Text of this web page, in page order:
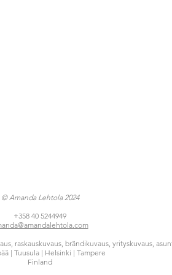
© Amanda Lehtola 2024
+358 40 5244949
raskauskuvaus, brändikuvaus, yrityskuvaus,
| Tuusula | Helsinki | Tampere
Finland